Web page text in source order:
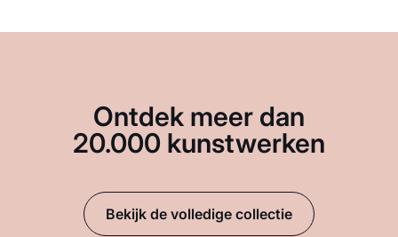
Ontdek meer dan
20.000 kunstwerken
Bekijk de volledige collectie